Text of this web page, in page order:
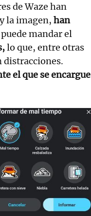
de Waze han
la imagen, han
mandar el
lo que, entre otras
distracciones.
el que se encargue